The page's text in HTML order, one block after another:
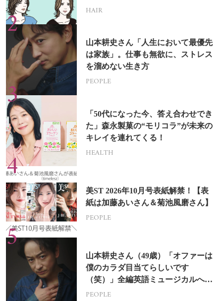
HAIR
山本耕史さん「人生において最優先
は家族」。仕事も無欲に、ストレス
を溜めない生き方
PEOPLE
「50代になった今、答え合わせでき
た」森永製菓の“モリコラ”が未来の
キレイを連れてくる！
HEALTH
美ST 2026年10月号表紙解禁！【表
紙は加藤あいさん＆菊池風磨さん】
PEOPLE
山本耕史さん（49歳）「オファーは
僕のカラダ目当てらしいです
（笑）」全編英語ミュージカルへの
挑戦
PEOPLE